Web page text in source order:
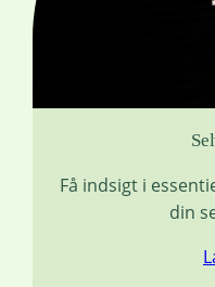
Få indsigt i
din